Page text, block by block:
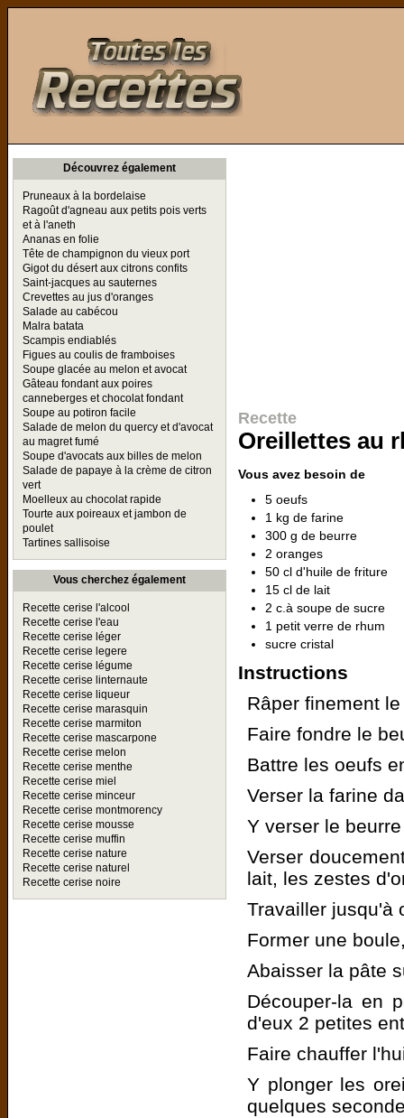
Découvrez également
Pruneaux à la bordelaise
Ragoût d'agneau aux petits pois verts
et à l'aneth
Ananas en folie
Tête de champignon du vieux port
Gigot du désert aux citrons confits
Saint-jacques au sauternes
Crevettes au jus d'oranges
Salade au cabécou
Malra batata
Scampis endiablés
Figues au coulis de framboises
Soupe glacée au melon et avocat
Gâteau fondant aux poires
canneberges et chocolat fondant
Soupe au potiron facile
Salade de melon du quercy et d'avocat
au magret fumé
Soupe d'avocats aux billes de melon
Salade de papaye à la crème de citron
vert
Moelleux au chocolat rapide
Tourte aux poireaux et jambon de
poulet
Tartines sallisoise
Vous cherchez également
Recette cerise l'alcool
Recette cerise l'eau
Recette cerise léger
Recette cerise legere
Recette cerise légume
Recette cerise linternaute
Recette cerise liqueur
Recette cerise marasquin
Recette cerise marmiton
Recette cerise mascarpone
Recette cerise melon
Recette cerise menthe
Recette cerise miel
Recette cerise minceur
Recette cerise montmorency
Recette cerise mousse
Recette cerise muffin
Recette cerise nature
Recette cerise naturel
Recette cerise noire
Recette
Oreillettes au
Vous avez besoin de
5 oeufs
1 kg de farine
300 g de beurre
2 oranges
50 cl d'huile de friture
15 cl de lait
2 c.à soupe de sucre
1 petit verre de rhum
sucre cristal
Instructions
Râper finement
Faire fondre le
Battre les oeufs
Verser la farine
Y verser le
Verser
lait, les zestes
Travailler jusqu'à
Former une
Abaisser la pâte
Découper-la en
d'eux 2 petites
Faire chauffer
Y plonger les
quelques